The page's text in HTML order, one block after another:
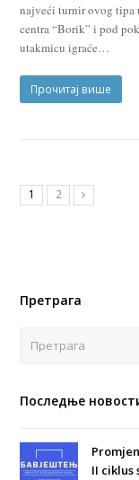
najveći turnir ovog tipa
centra “Borik” i pod
utakmicu igraće…
Прочитај више
1 2
Претрага
Последње
II ciklus